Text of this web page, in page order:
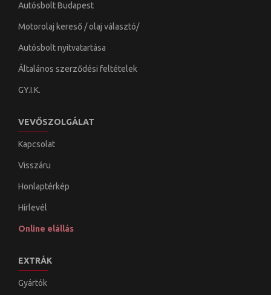
Autósbolt Budapest
Motorolaj kereső / olaj választó/
Autósbolt nyitvatartása
Általános szerződési feltételek
GY.I.K.
VEVŐSZOLGÁLAT
Kapcsolat
Visszáru
Honlaptérkép
Hírlevél
Online elállás
EXTRÁK
Gyártók